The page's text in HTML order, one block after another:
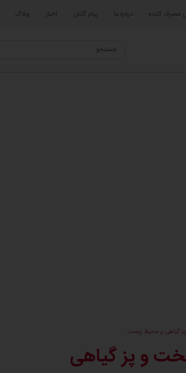
مصرف کننده درباره ما پیام گلنان اخبار وبلاگ
و پز گیاهی بر محیط زیست
پخت و پز گیاهی